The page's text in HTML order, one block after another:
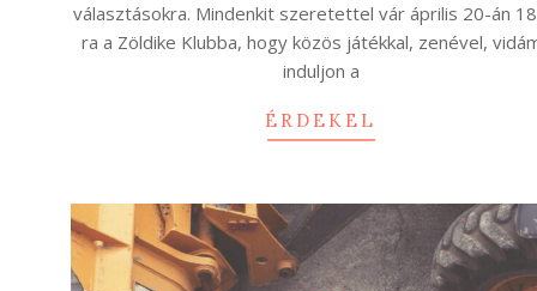
választásokra. Mindenkit szeretettel vár április 20-án
ra a Zöldike Klubba, hogy közös játékkal, zenével,
induljon a
ÉRDEKEL